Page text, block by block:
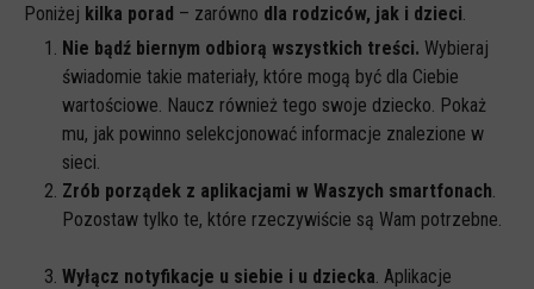
Poniżej kilka porad – zarówno dla rodziców, jak i dzieci
Nie bądź biernym odbiorą wszystkich treści. Wybieraj
świadomie takie materiały, które mogą być dla Ciebie
wartościowe. Naucz również tego swoje dziecko. Pokaż
mu, jak powinno selekcjonować informacje znalezione w
sieci.
Zrób porządek z aplikacjami w Waszych smartfonach
Pozostaw tylko te, które rzeczywiście są Wam potrzebne.
Wyłącz notyfikacje u siebie i u dziecka . Aplikacje